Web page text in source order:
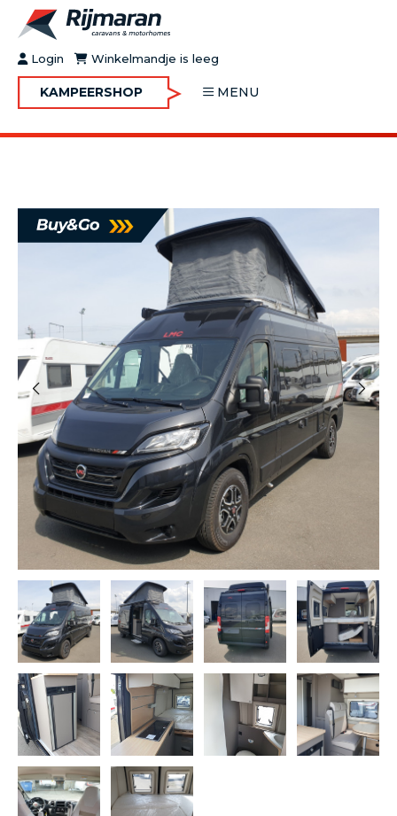
Login Winkelmandje is leeg
KAMPEERSHOP MENU
OVER RIJMARAN
CONTACT
MOTORHOMES
CARAVANS
MOTORHOMES IN VERHUUR
ONDERHOUD
Vorige Volgende